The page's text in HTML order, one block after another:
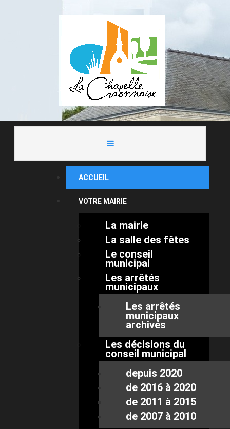
ACCUEIL
VOTRE MAIRIE
La mairie
La salle des fêtes
Le conseil
municipal
Les arrêtés
municipaux
Les arrêtés
municipaux
archivés
Les décisions du
conseil municipal
depuis 2020
de 2016 à 2020
de 2011 à 2015
de 2007 à 2010